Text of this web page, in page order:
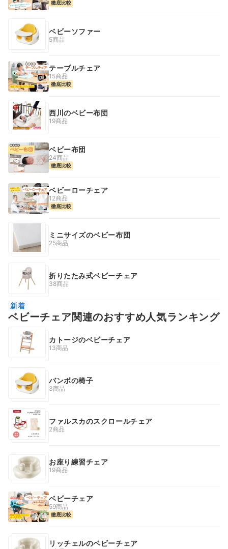
徹底比較
ベビーソファー
5商品
テーブルチェア
15商品
徹底比較
西川のベビー布団
19商品
ベビー布団
24商品
徹底比較
ベビーローチェア
12商品
徹底比較
ミニサイズのベビー布団
25商品
折りたたみ式ベビーチェア
38商品
新着
ベビーチェア関連のおすすめ人気ランキング
カトージのベビーチェア
13商品
バンボの椅子
3商品
ファルスカのスクロールチェア
2商品
お座り練習チェア
19商品
ベビーチェア
59商品
徹底比較
リッチェルのベビーチェア